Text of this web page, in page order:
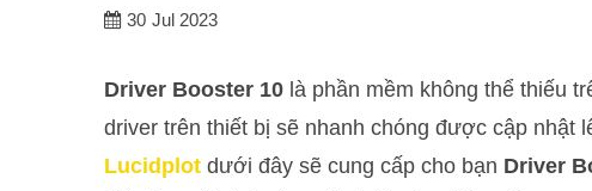
30 Jul 2023
Driver Booster 10 là phần mềm không thể thiếu
driver trên thiết bị sẽ nhanh chóng được cập nhật
Lucidplot dưới đây sẽ cung cấp cho bạn Driver